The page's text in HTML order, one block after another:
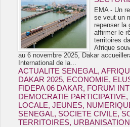
EMA - Un
se veut un
repenser la
affirmer le
territoires
Afrique
au 6 novembre 2025, Dakar
International de la...
ACTUALITE SENEGAL,
DAKAR 2025, ECONOMIE,
FIDEPA 06 DAKAR, FORUM
DEMOCRATIE PARTICIPATIVE,
LOCALE, JEUNES,
SENEGAL, SOCIETE CIVILE,
TERRITOIRES, URBANISATION